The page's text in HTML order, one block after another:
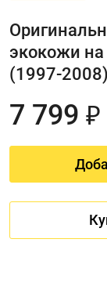
экокожи на
(1997-
7 799 ₽